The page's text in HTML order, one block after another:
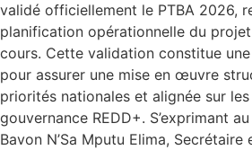
validé officiellement le PTBA 2026,
planification opérationnelle du projet
cours. Cette validation constitue
pour assurer une mise en œuvre
priorités nationales et alignée sur
gouvernance REDD+. S’exprimant
Bavon N’Sa Mputu Elima,